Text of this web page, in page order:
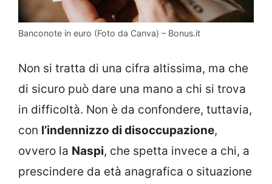
Banconote in euro (Foto da Canva) – Bonus.it
Non si tratta di una cifra altissima, ma che
di sicuro può dare una mano a chi si trova
in difficoltà. Non è da confondere, tuttavia,
con l’indennizzo di disoccupazione,
ovvero la Naspi, che spetta invece a chi, a
prescindere da età anagrafica o situazione